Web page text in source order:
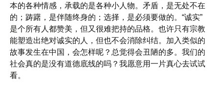
本的各种情感，承载的是各种小人物。矛盾，是无处不在
的；踌躇，是伴随终身的；选择，是必须要做的。“诚实”
是个所有人都赞美，但又很难把持的品格。也许只有宗教
能塑造出绝对诚实的人，但也不会消除纠结。加入类似的
故事发生在中国，会怎样呢？总觉得会丑陋的多。我们的
社会真的是没有道德底线的吗？我愿意用一片真心去试试
看。